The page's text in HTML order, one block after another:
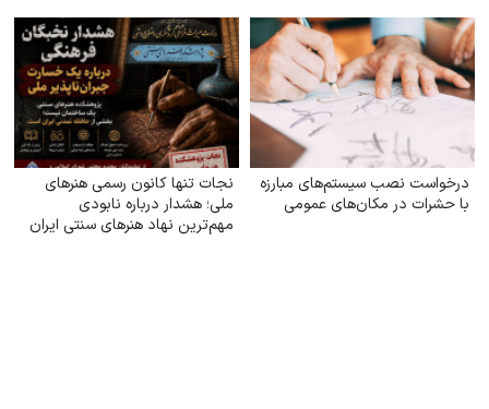
درخواست نصب سیستم‌های مبارزه
با حشرات در مکان‌های عمومی
نجات تنها کانون رسمی هنرهای
ملی؛ هشدار درباره نابودی
مهم‌ترین نهاد هنرهای سنتی ایران